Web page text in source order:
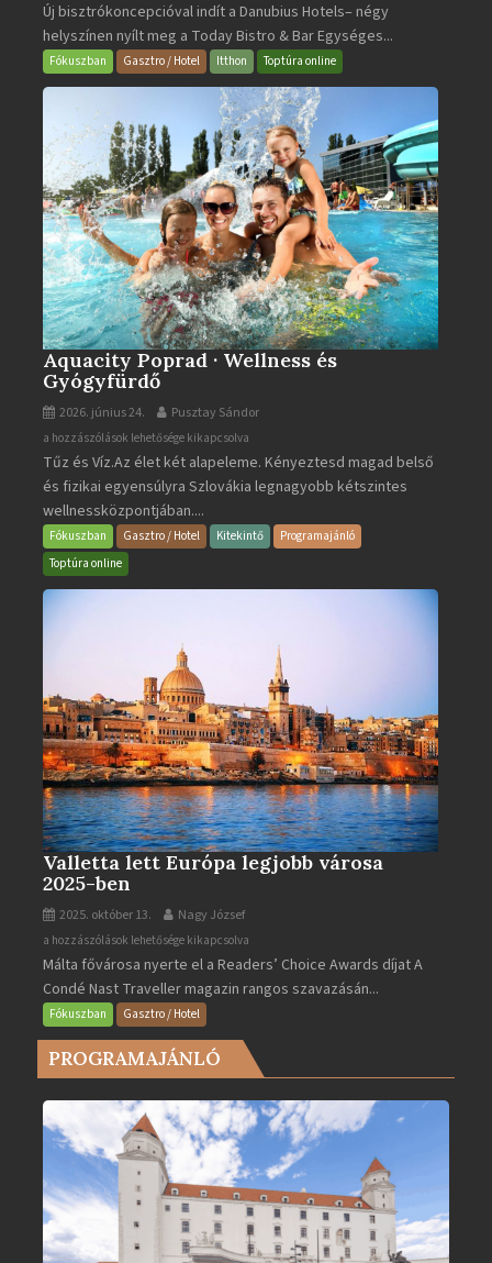
Bistro
&
Bar
bejegyzéshez
Új bisztrókoncepcióval indít a Danubius Hotels– négy
helyszínen nyílt meg a Today Bistro & Bar Egységes...
Fókuszban Gasztro / Hotel Itthon Toptúra online
Aquacity Poprad · Wellness és
Gyógyfürdő
2026. június 24. Pusztay Sándor
Aquacity
Poprad
·
Wellness
és
Gyógyfürdő
a hozzászólások lehetősége kikapcsolva
Tűz és Víz.Az élet két alapeleme. Kényeztesd magad belső
és fizikai egyensúlyra Szlovákia legnagyobb kétszintes
wellnessközpontjában....
Fókuszban Gasztro / Hotel Kitekintő
Programajánló
Toptúra online
Valletta lett Európa legjobb városa
2025-ben
2025. október 13. Nagy József
Valletta
lett
Európa
legjobb
városa
2025-
bejegyzéshez
a hozzászólások lehetősége kikapcsolva
Málta fővárosa nyerte el a Readers’ Choice Awards díjat A
Condé Nast Traveller magazin rangos szavazásán...
Fókuszban Gasztro / Hotel
PROGRAMAJÁNLÓ